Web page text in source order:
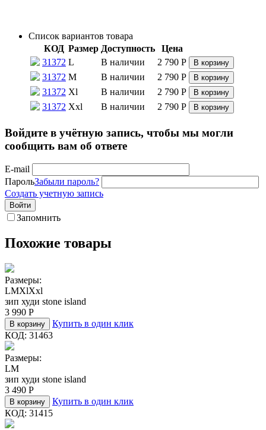
Список вариантов товара
КОД Размер Доступность
Цена
31372 L В наличии 2 790 Р В корзину
31372 M В наличии 2 790 Р В корзину
31372 Xl В наличии 2 790 Р В корзину
31372 Xxl В наличии 2 790 Р В корзину
Войдите в учётную запись, чтобы мы могли
сообщить вам об ответе
E-mail
ПарольЗабыли пароль?
Создать учетную запись
Войти
Запомнить
Похожие товары
Размеры:
LMXlXxl
зип худи stone island
3 990 Р
В корзину
Купить в один клик
КОД: 31463
Размеры:
LM
зип худи stone island
3 490 Р
В корзину
Купить в один клик
КОД: 31415